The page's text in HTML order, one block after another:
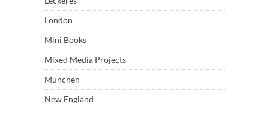
London
Mini Books
Mixed Media Projects
München
New England